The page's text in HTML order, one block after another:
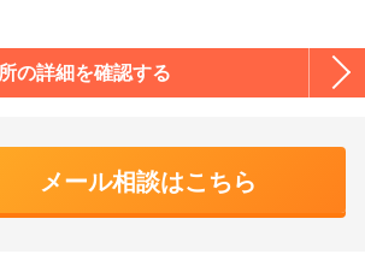
の詳細を確認する
メール相談はこちら